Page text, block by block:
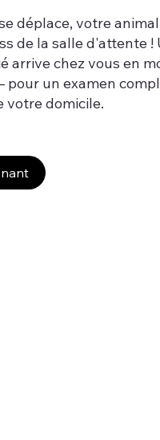
déplace, votre
de la salle d'attente !
arrive chez vous en
pour un examen
votre domicile.